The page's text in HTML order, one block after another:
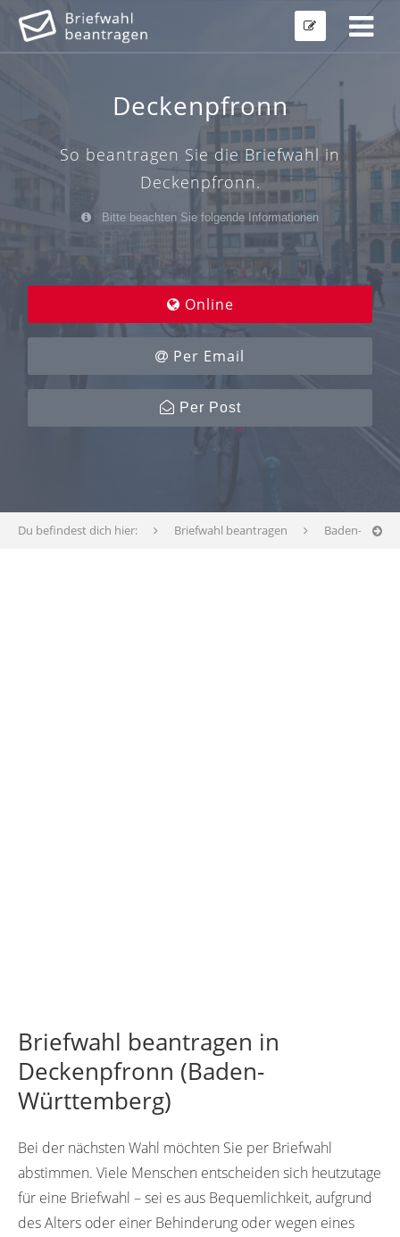
Deckenpfronn
So beantragen Sie die Briefwahl in
Deckenpfronn.
Bitte beachten Sie folgende Informationen
Online
Per Email
Per Post
Du befindest dich hier: Briefwahl beantragen Baden-
Briefwahl beantragen in
Deckenpfronn (Baden-
Württemberg)
Bei der nächsten Wahl möchten Sie per Briefwahl
abstimmen. Viele Menschen entscheiden sich heutzutage
für eine Briefwahl – sei es aus Bequemlichkeit, aufgrund
des Alters oder einer Behinderung oder wegen eines